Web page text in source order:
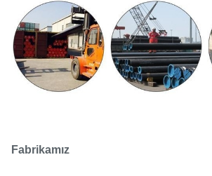
Fabrikamız